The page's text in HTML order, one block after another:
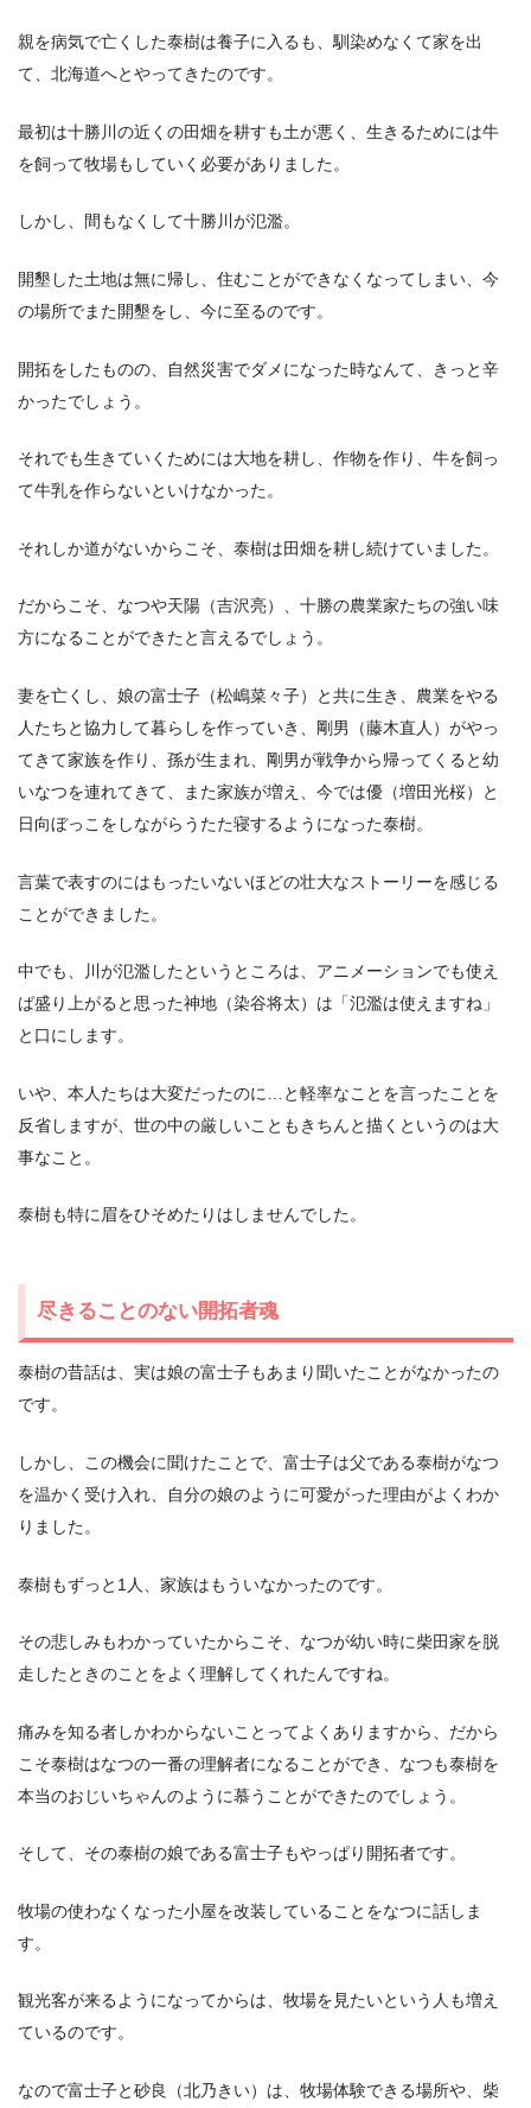
親を病気で亡くした泰樹は養子に入るも、馴染めなくて家を出
て、北海道へとやってきたのです。
最初は十勝川の近くの田畑を耕すも土が悪く、生きるためには牛
を飼って牧場もしていく必要がありました。
しかし、間もなくして十勝川が氾濫。
開墾した土地は無に帰し、住むことができなくなってしまい、今
の場所でまた開墾をし、今に至るのです。
開拓をしたものの、自然災害でダメになった時なんて、きっと辛
かったでしょう。
それでも生きていくためには大地を耕し、作物を作り、牛を飼っ
て牛乳を作らないといけなかった。
それしか道がないからこそ、泰樹は田畑を耕し続けていました。
だからこそ、なつや天陽（吉沢亮）、十勝の農業家たちの強い味
方になることができたと言えるでしょう。
妻を亡くし、娘の富士子（松嶋菜々子）と共に生き、農業をやる
人たちと協力して暮らしを作っていき、剛男（藤木直人）がやっ
てきて家族を作り、孫が生まれ、剛男が戦争から帰ってくると幼
いなつを連れてきて、また家族が増え、今では優（増田光桜）と
日向ぼっこをしながらうたた寝するようになった泰樹。
言葉で表すのにはもったいないほどの壮大なストーリーを感じる
ことができました。
中でも、川が氾濫したというところは、アニメーションでも使え
ば盛り上がると思った神地（染谷将太）は「氾濫は使えますね」
と口にします。
いや、本人たちは大変だったのに…と軽率なことを言ったことを
反省しますが、世の中の厳しいこともきちんと描くというのは大
事なこと。
泰樹も特に眉をひそめたりはしませんでした。
尽きることのない開拓者魂
泰樹の昔話は、実は娘の富士子もあまり聞いたことがなかったの
です。
しかし、この機会に聞けたことで、富士子は父である泰樹がなつ
を温かく受け入れ、自分の娘のように可愛がった理由がよくわか
りました。
泰樹もずっと1人、家族はもういなかったのです。
その悲しみもわかっていたからこそ、なつが幼い時に柴田家を脱
走したときのことをよく理解してくれたんですね。
痛みを知る者しかわからないことってよくありますから、だから
こそ泰樹はなつの一番の理解者になることができ、なつも泰樹を
本当のおじいちゃんのように慕うことができたのでしょう。
そして、その泰樹の娘である富士子もやっぱり開拓者です。
牧場の使わなくなった小屋を改装していることをなつに話しま
す。
観光客が来るようになってからは、牧場を見たいという人も増え
ているのです。
なので富士子と砂良（北乃きい）は、牧場体験できる場所や、柴